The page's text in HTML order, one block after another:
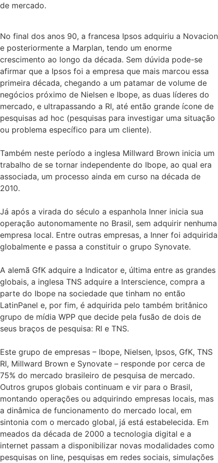
de mercado.
No final dos anos 90, a francesa Ipsos adquiriu a Novacion
e posteriormente a Marplan, tendo um enorme
crescimento ao longo da década. Sem dúvida pode-se
afirmar que a Ipsos foi a empresa que mais marcou essa
primeira década, chegando a um patamar de volume de
negócios próximo de Nielsen e Ibope, as duas líderes do
mercado, e ultrapassando a RI, até então grande ícone de
pesquisas ad hoc (pesquisas para investigar uma situação
ou problema específico para um cliente).
Também neste período a inglesa Millward Brown inicia um
trabalho de se tornar independente do Ibope, ao qual era
associada, um processo ainda em curso na década de
2010.
Já após a virada do século a espanhola Inner inicia sua
operação autonomamente no Brasil, sem adquirir nenhuma
empresa local. Entre outras empresas, a Inner foi adquirida
globalmente e passa a constituir o grupo Synovate.
A alemã GfK adquire a Indicator e, última entre as grandes
globais, a inglesa TNS adquire a Interscience, compra a
parte do Ibope na sociedade que tinham no então
LatinPanel e, por fim, é adquirida pelo também britânico
grupo de mídia WPP que decide pela fusão de dois de
seus braços de pesquisa: RI e TNS.
Este grupo de empresas – Ibope, Nielsen, Ipsos, GfK, TNS
RI, Millward Brown e Synovate – responde por cerca de
75% do mercado brasileiro de pesquisa de mercado.
Outros grupos globais continuam e vir para o Brasil,
montando operações ou adquirindo empresas locais, mas
a dinâmica de funcionamento do mercado local, em
sintonia com o mercado global, já está estabelecida. Em
meados da década de 2000 a tecnologia digital e a
internet passam a disponibilizar novas modalidades como
pesquisas on line, pesquisas em redes sociais, simulações